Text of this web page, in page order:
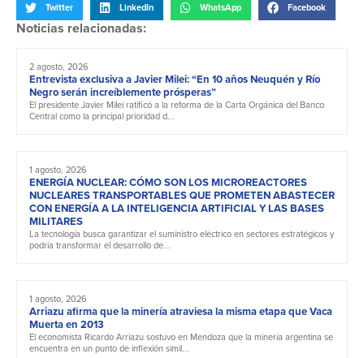
Twitter LinkedIn WhatsApp Facebook
Noticias relacionadas:
2 agosto, 2026
Entrevista exclusiva a Javier Milei: “En 10 años Neuquén y Río
Negro serán increíblemente prósperas”
El presidente Javier Milei ratificó a la reforma de la Carta Orgánica del Banco
Central como la principal prioridad d...
1 agosto, 2026
ENERGÍA NUCLEAR: CÓMO SON LOS MICROREACTORES
NUCLEARES TRANSPORTABLES QUE PROMETEN ABASTECER
CON ENERGÍA A LA INTELIGENCIA ARTIFICIAL Y LAS BASES
MILITARES
La tecnología busca garantizar el suministro eléctrico en sectores estratégicos y
podría transformar el desarrollo de...
1 agosto, 2026
Arriazu afirma que la minería atraviesa la misma etapa que Vaca
Muerta en 2013
El economista Ricardo Arriazu sostuvo en Mendoza que la minería argentina se
encuentra en un punto de inflexión simil...